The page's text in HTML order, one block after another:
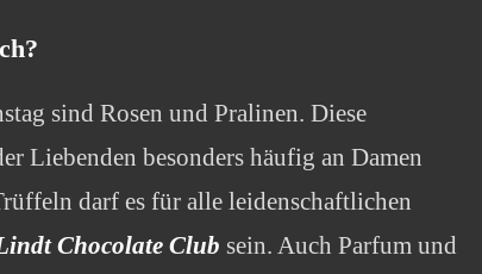
sind Rosen und Pralinen. Diese
Liebenden besonders häufig an Damen
darf es für alle leidenschaftlichen
Chocolate Club sein. Auch Parfum und